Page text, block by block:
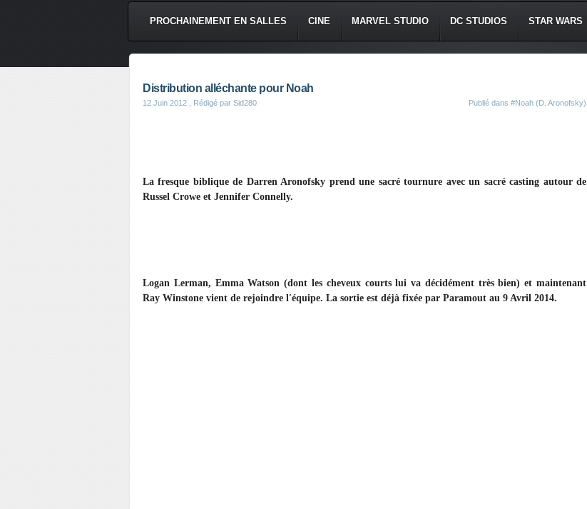
PROCHAINEMENT EN SALLES CINE MARVEL STUDIO DC STUDIOS STAR WARS
Distribution alléchante pour Noah
12 Juin 2012 , Rédigé par Sid280 Publié dans #Noah (D. Aronofsky)
La fresque biblique de Darren Aronofsky prend une sacré tournure avec un sacré casting autour de
Russel Crowe et Jennifer Connelly.
Logan Lerman, Emma Watson (dont les cheveux courts lui va décidément très bien) et maintenant
Ray Winstone vient de rejoindre l'équipe. La sortie est déjà fixée par Paramout au 9 Avril 2014.